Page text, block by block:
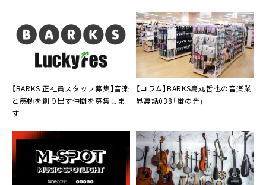
【BARKS 正社員スタッフ募集】音楽
と感動を創り出す仲間を募集しま
す
【コラム】BARKS烏丸哲也の音楽業
界裏話038「蛍の光」